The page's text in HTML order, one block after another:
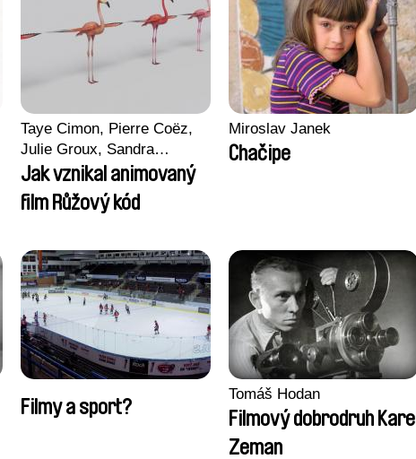
Taye Cimon, Pierre Coëz,
Julie Groux, Sandra
Leydier, Manuarii Morel,
Romain Seisson
Jak vznikal animovaný
film Růžový kód
Miroslav Janek
Chačipe
Filmy a sport?
Tomáš Hodan
Filmový dobrodruh Karel
Zeman